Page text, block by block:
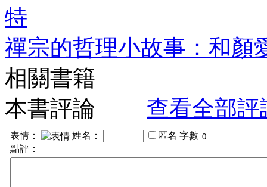
特
禪宗的哲理小故事：和
相關書籍
本書評論
查看全部評
表情： 姓名： 匿名 字數
點評：